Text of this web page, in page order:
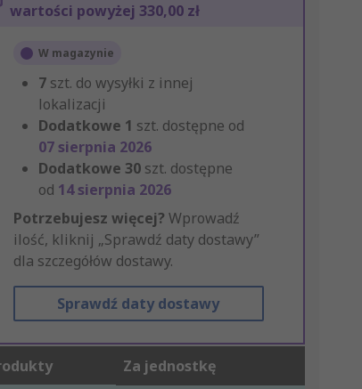
wartości powyżej 330,00 zł
W magazynie
7 szt. do wysyłki z innej
lokalizacji
Dodatkowe 1 szt. dostępne od
07 sierpnia 2026
Dodatkowe 30 szt. dostępne
od 14 sierpnia 2026
Potrzebujesz więcej? Wprowadź
ilość, kliknij „Sprawdź daty dostawy”
dla szczegółów dostawy.
Sprawdź daty dostawy
Za jednostkę